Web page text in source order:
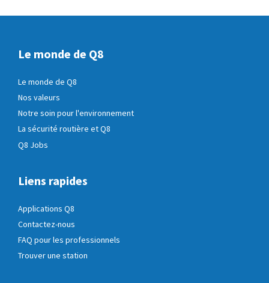
Le monde de Q8
Le monde de Q8
Nos valeurs
Notre soin pour l'environnement
La sécurité routière et Q8
Q8 Jobs
Liens rapides
Applications Q8
Contactez-nous
FAQ pour les professionnels
Trouver une station